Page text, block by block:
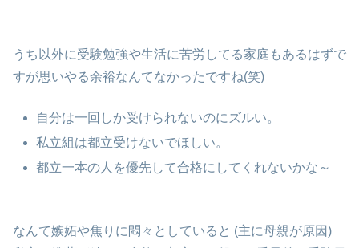
うち以外に受験勉強や生活に苦労してる家庭もあるはずで
すが思いやる余裕なんてなかったですね(笑)
自分は一回しか受けられないのにズルい。
私立組は都立受けないでほしい。
都立一本の人を優先して合格にしてくれないかな～
なんて嫉妬や焦りに悶々としていると (主に母親が原因)